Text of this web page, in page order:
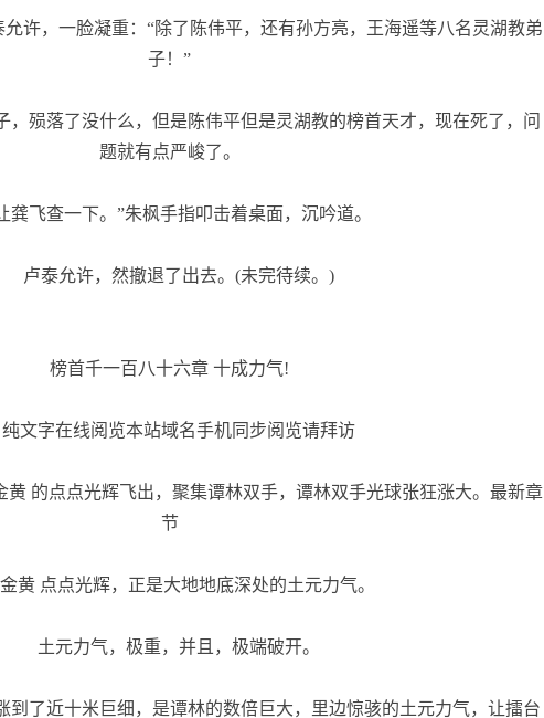
许，一脸凝重：“除了陈伟平，还有孙方亮，王海遥等八名灵湖教弟
子！”
殒落了没什么，但是陈伟平但是灵湖教的榜首天才，现在死了，问
题就有点严峻了。
龚飞查一下。”朱枫手指叩击着桌面，沉吟道。
卢泰允许，然撤退了出去。(未完待续。)
榜首千一百八十六章 十成力气!
文字在线阅览本站域名手机同步阅览请拜访
的点点光辉飞出，聚集谭林双手，谭林双手光球张狂涨大。最新章
节
黄 点点光辉，正是大地地底深处的土元力气。
土元力气，极重，并且，极端破开。
了近十米巨细，是谭林的数倍巨大，里边惊骇的土元力气，让擂台